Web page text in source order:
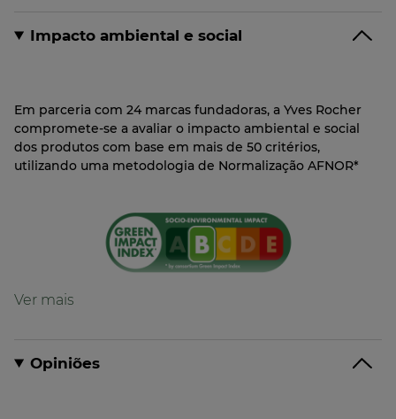
Impacto ambiental e social
Em parceria com 24 marcas fundadoras, a Yves Rocher
compromete-se a avaliar o impacto ambiental e social
dos produtos com base em mais de 50 critérios,
utilizando uma metodologia de Normalização AFNOR*
natural
Opiniões